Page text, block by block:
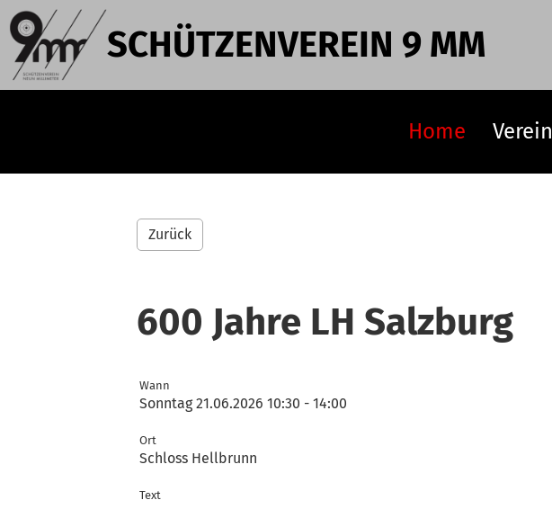
SCHÜTZENVEREIN 9 MM
Home Verein
Zurück
600 Jahre LH Salzburg
Wann
Sonntag 21.06.2026 10:30 - 14:00
Ort
Schloss Hellbrunn
Text